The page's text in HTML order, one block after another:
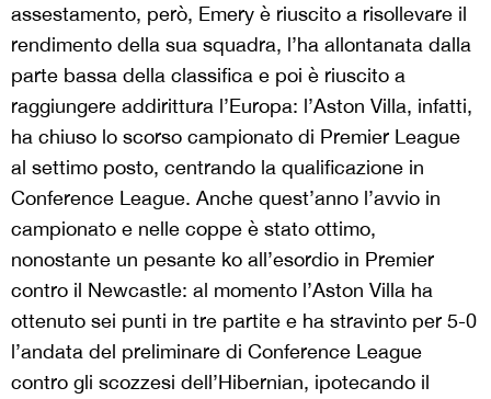
assestamento, però, Emery è riuscito a risollevare il
rendimento della sua squadra, l’ha allontanata dalla
parte bassa della classifica e poi è riuscito a
raggiungere addirittura l’Europa: l’Aston Villa, infatti,
ha chiuso lo scorso campionato di Premier League
al settimo posto, centrando la qualificazione in
Conference League. Anche quest’anno l’avvio in
campionato e nelle coppe è stato ottimo,
nonostante un pesante ko all’esordio in Premier
contro il Newcastle: al momento l’Aston Villa ha
ottenuto sei punti in tre partite e ha stravinto per 5-0
l’andata del preliminare di Conference League
contro gli scozzesi dell’Hibernian, ipotecando il